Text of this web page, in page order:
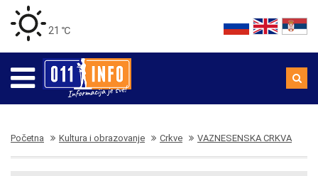
21 ℃
Početna Kultura i obrazovanje Crkve VAZNESENSKA CRKVA